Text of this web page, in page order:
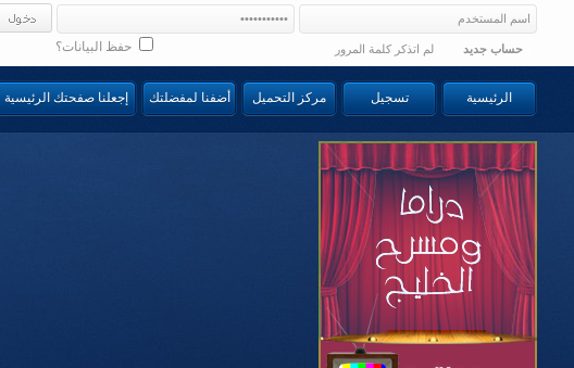
حفظ البيانات؟ حساب جديد لم اتذكر كلمة المرور
الرئيسية تسجيل مركز التحميل أضفنا لمفضلتك إجعلنا صفحتك الرئيسية